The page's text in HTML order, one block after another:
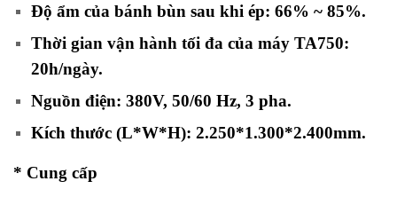
Độ ẩm của bánh bùn sau khi ép: 66% ~ 85%.
Thời gian vận hành tối đa của máy TA750:
20h/ngày.
Nguồn điện: 380V, 50/60 Hz, 3 pha.
Kích thước (L*W*H): 2.250*1.300*2.400mm.
* Cung cấp